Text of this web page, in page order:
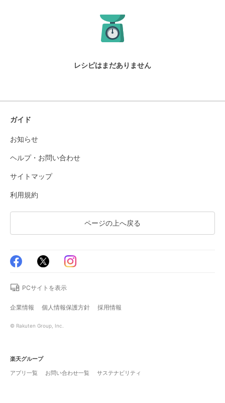
レシピはまだありません
ガイド
お知らせ
ヘルプ・お問い合わせ
サイトマップ
利用規約
ページの上へ戻る
PCサイトを表示
企業情報 個人情報保護方針 採用情報
© Rakuten Group, Inc.
楽天グループ
アプリ一覧
お問い合わせ一覧 サステナビリティ